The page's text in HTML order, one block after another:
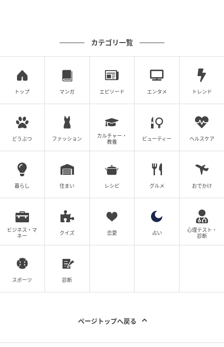
カテゴリ一覧
トップ マンガ エピソード エンタメ トレンド
どうぶつ ファッション
カルチャー・
教養
ビューティー ヘルスケア
暮らし 住まい レシピ グルメ おでかけ
ビジネス・マ
ネー
クイズ 恋愛 占い
心理テスト・
診断
スポーツ 診断
ページトップへ戻る